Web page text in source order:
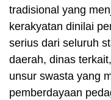
tradisional yang
kerakyatan dinilai
serius dari seluruh
daerah, dinas
unsur swasta yang
pemberdayaan